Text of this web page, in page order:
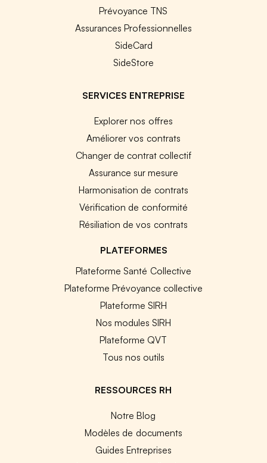
Prévoyance TNS
Assurances Professionnelles
SideCard
SideStore
SERVICES ENTREPRISE
Explorer nos offres
Améliorer vos contrats
Changer de contrat collectif
Assurance sur mesure
Harmonisation de contrats
Vérification de conformité
Résiliation de vos contrats
PLATEFORMES
Plateforme Santé Collective
Plateforme Prévoyance collective
Plateforme SIRH
Nos modules SIRH
Plateforme QVT
Tous nos outils
RESSOURCES RH
Notre Blog
Modèles de documents
Guides Entreprises